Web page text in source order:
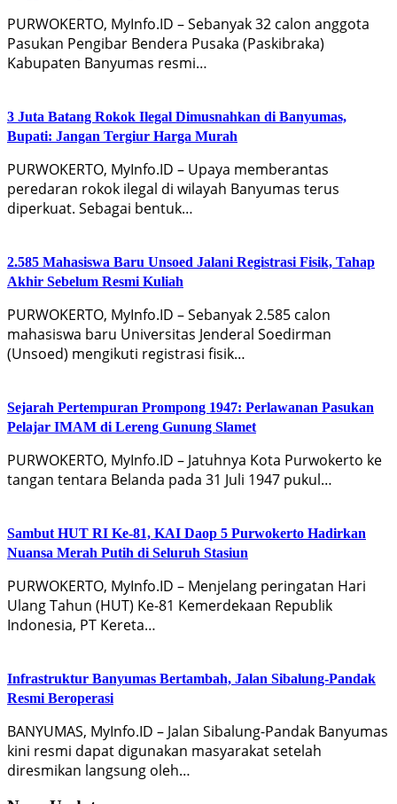
PURWOKERTO, MyInfo.ID – Sebanyak 32 calon anggota
Pasukan Pengibar Bendera Pusaka (Paskibraka)
Kabupaten Banyumas resmi…
3 Juta Batang Rokok Ilegal Dimusnahkan di Banyumas,
Bupati: Jangan Tergiur Harga Murah
PURWOKERTO, MyInfo.ID – Upaya memberantas
peredaran rokok ilegal di wilayah Banyumas terus
diperkuat. Sebagai bentuk…
2.585 Mahasiswa Baru Unsoed Jalani Registrasi Fisik, Tahap
Akhir Sebelum Resmi Kuliah
PURWOKERTO, MyInfo.ID – Sebanyak 2.585 calon
mahasiswa baru Universitas Jenderal Soedirman
(Unsoed) mengikuti registrasi fisik…
Sejarah Pertempuran Prompong 1947: Perlawanan Pasukan
Pelajar IMAM di Lereng Gunung Slamet
PURWOKERTO, MyInfo.ID – Jatuhnya Kota Purwokerto ke
tangan tentara Belanda pada 31 Juli 1947 pukul…
Sambut HUT RI Ke-81, KAI Daop 5 Purwokerto Hadirkan
Nuansa Merah Putih di Seluruh Stasiun
PURWOKERTO, MyInfo.ID – Menjelang peringatan Hari
Ulang Tahun (HUT) Ke-81 Kemerdekaan Republik
Indonesia, PT Kereta…
Infrastruktur Banyumas Bertambah, Jalan Sibalung-Pandak
Resmi Beroperasi
BANYUMAS, MyInfo.ID – Jalan Sibalung-Pandak Banyumas
kini resmi dapat digunakan masyarakat setelah
diresmikan langsung oleh…